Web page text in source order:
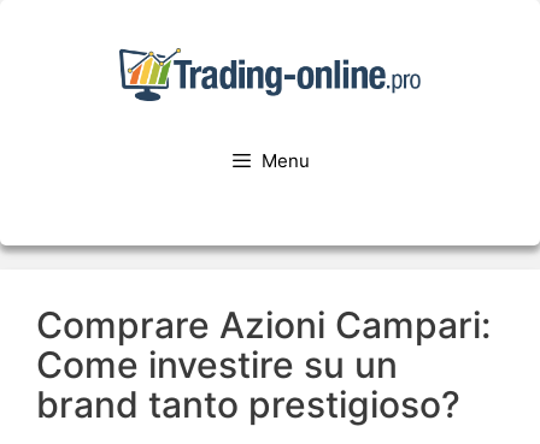
Menu
Comprare Azioni Campari:
Come investire su un
brand tanto prestigioso?